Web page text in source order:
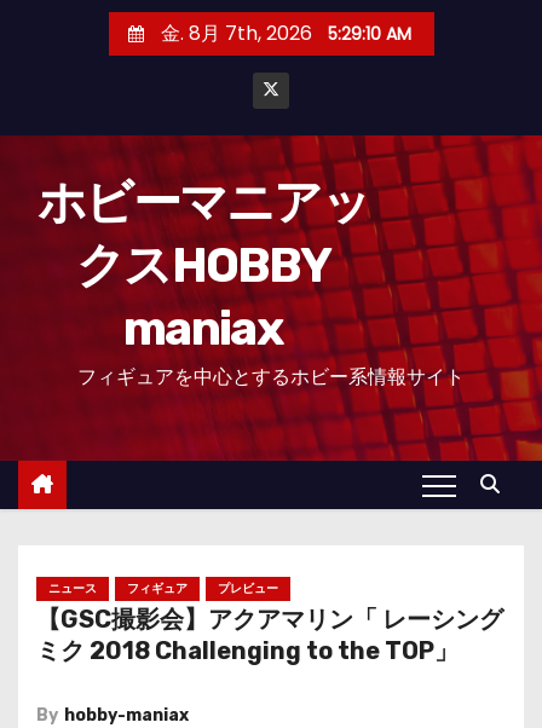
金. 8月 7th, 2026 5:29:12 AM
ホビーマニアッ
クスHOBBY
maniax
フィギュアを中心とするホビー系情報サイト
ニュース フィギュア プレビュー
【GSC撮影会】アクアマリン「 レーシング
ミク 2018 Challenging to the TOP」
By hobby-maniax